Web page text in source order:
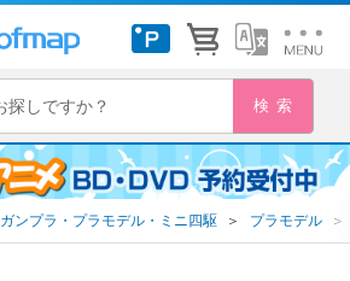
ガンプラ・プラモデル・ミニ四駆 ＞ プラモデル ＞